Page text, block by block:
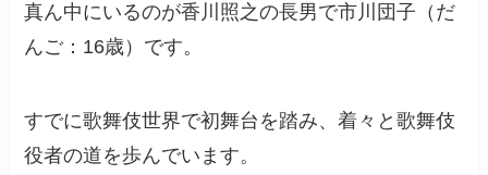
真ん中にいるのが香川照之の長男で市川団子（だ
んご：16歳）です。
すでに歌舞伎世界で初舞台を踏み、着々と歌舞伎
役者の道を歩んでいます。